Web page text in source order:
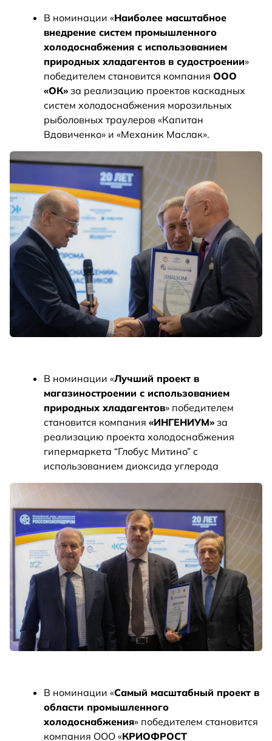
В номинации «Наиболее масштабное
внедрение систем промышленного
холодоснабжения с использованием
природных хладагентов в судостроении»
победителем становится компания ООО
«ОК» за реализацию проектов каскадных
систем холодоснабжения морозильных
рыболовных траулеров «Капитан
Вдовиченко» и «Механик Маслак».
В номинации «Лучший проект в
магазиностроении с использованием
природных хладагентов» победителем
становится компания «ИНГЕНИУМ» за
реализацию проекта холодоснабжения
гипермаркета “Глобус Митино” с
использованием диоксида углерода
В номинации «Самый масштабный проект в
области промышленного
холодоснабжения» победителем становится
компания ООО «КРИОФРОСТ